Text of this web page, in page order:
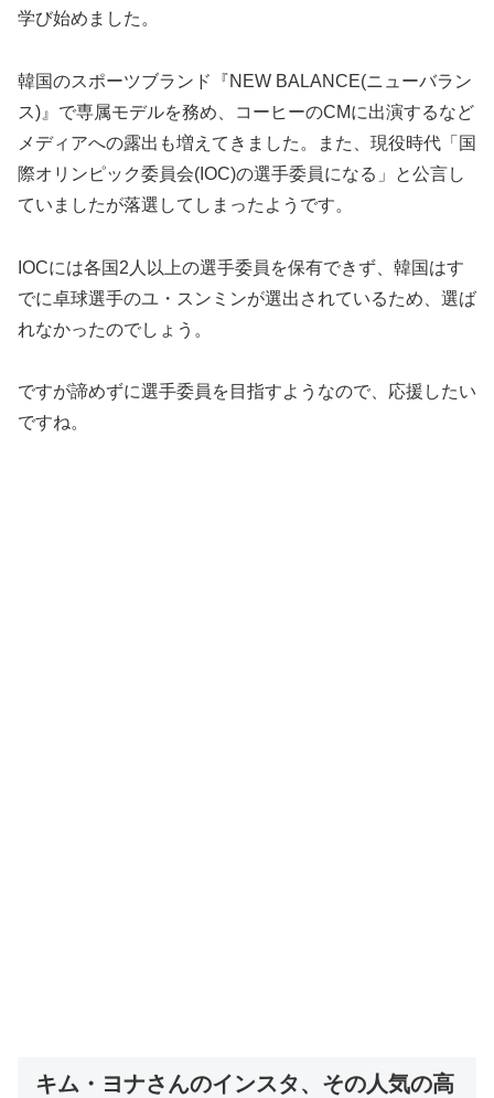
学び始めました。
韓国のスポーツブランド『NEW BALANCE(ニューバラン
ス)』で専属モデルを務め、コーヒーのCMに出演するなど
メディアへの露出も増えてきました。また、現役時代「国
際オリンピック委員会(IOC)の選手委員になる」と公言し
ていましたが落選してしまったようです。
IOCには各国2人以上の選手委員を保有できず、韓国はす
でに卓球選手のユ・スンミンが選出されているため、選ば
れなかったのでしょう。
ですが諦めずに選手委員を目指すようなので、応援したい
ですね。
キム・ヨナさんのインスタ、その人気の高